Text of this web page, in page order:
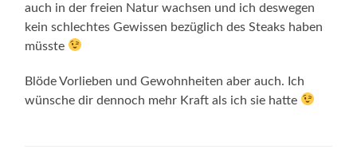
auch in der freien Natur wachsen und ich deswegen
kein schlechtes Gewissen bezüglich des Steaks haben
müsste
Blöde Vorlieben und Gewohnheiten aber auch. Ich
wünsche dir dennoch mehr Kraft als ich sie hatte